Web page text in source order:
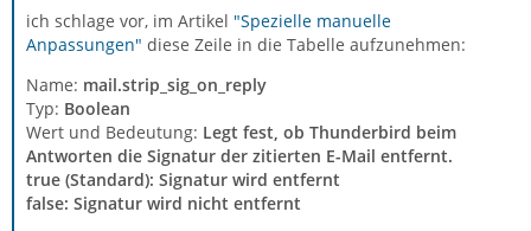
ich schlage vor, im Artikel "Spezielle manuelle
Anpassungen" diese Zeile in die Tabelle aufzunehmen:
Name: mail.strip_sig_on_reply
Typ: Boolean
Wert und Bedeutung: Legt fest, ob Thunderbird beim
Antworten die Signatur der zitierten E-Mail entfernt.
true (Standard): Signatur wird entfernt
false: Signatur wird nicht entfernt